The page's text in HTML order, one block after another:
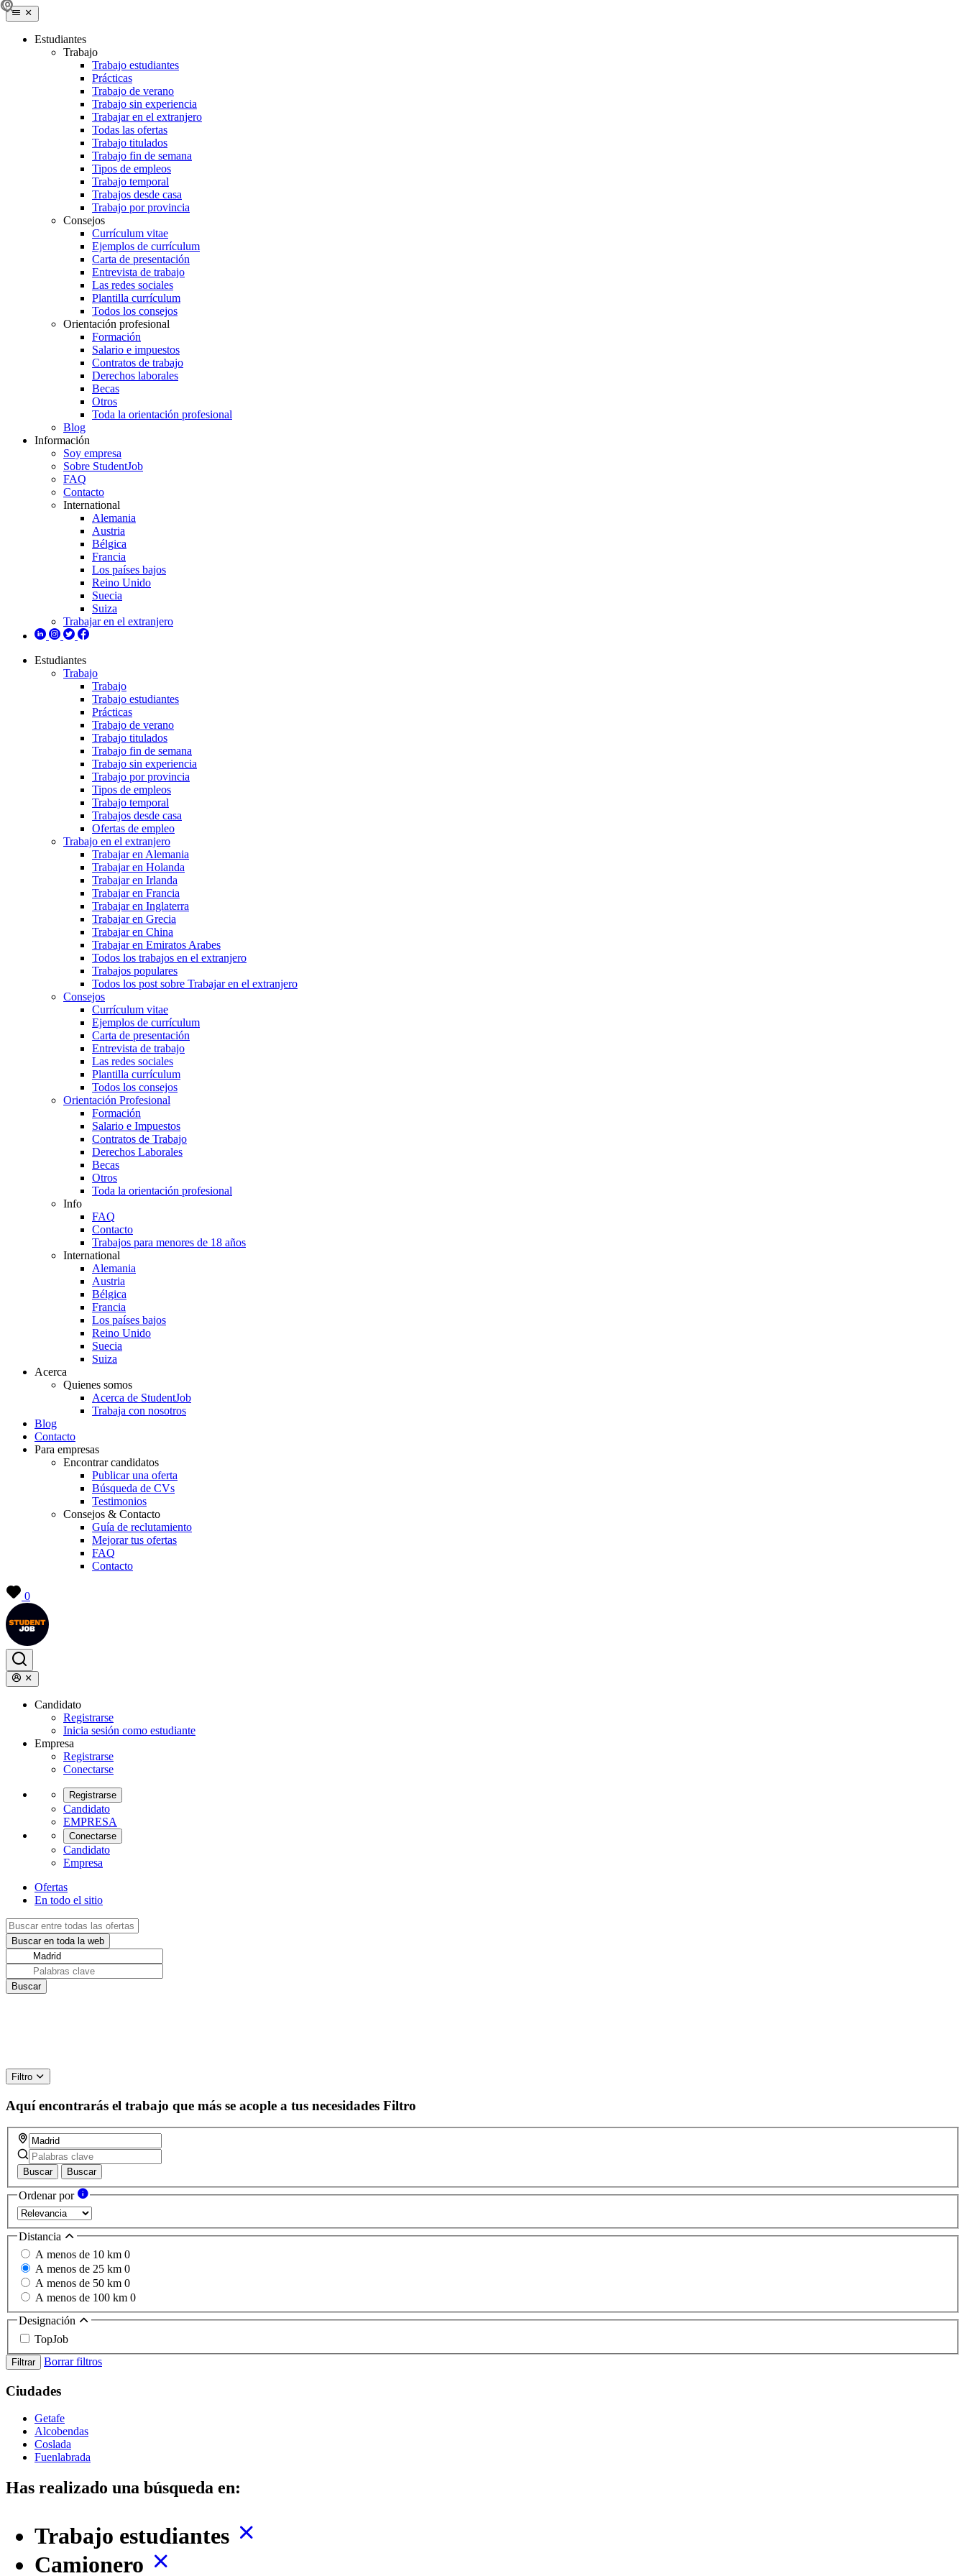
Estudiantes
Trabajo
Trabajo estudiantes
Prácticas
Trabajo de verano
Trabajo sin experiencia
Trabajar en el extranjero
Todas las ofertas
Trabajo titulados
Trabajo fin de semana
Tipos de empleos
Trabajo temporal
Trabajos desde casa
Trabajo por provincia
Consejos
Currículum vitae
Ejemplos de currículum
Carta de presentación
Entrevista de trabajo
Las redes sociales
Plantilla currículum
Todos los consejos
Orientación profesional
Formación
Salario e impuestos
Contratos de trabajo
Derechos laborales
Becas
Otros
Toda la orientación profesional
Blog
Información
Soy empresa
Sobre StudentJob
FAQ
Contacto
International
Alemania
Austria
Bélgica
Francia
Los países bajos
Reino Unido
Suecia
Suiza
Trabajar en el extranjero
Estudiantes
Trabajo
Trabajo
Trabajo estudiantes
Prácticas
Trabajo de verano
Trabajo titulados
Trabajo fin de semana
Trabajo sin experiencia
Trabajo por provincia
Tipos de empleos
Trabajo temporal
Trabajos desde casa
Ofertas de empleo
Trabajo en el extranjero
Trabajar en Alemania
Trabajar en Holanda
Trabajar en Irlanda
Trabajar en Francia
Trabajar en Inglaterra
Trabajar en Grecia
Trabajar en China
Trabajar en Emiratos Arabes
Todos los trabajos en el extranjero
Trabajos populares
Todos los post sobre Trabajar en el extranjero
Consejos
Currículum vitae
Ejemplos de currículum
Carta de presentación
Entrevista de trabajo
Las redes sociales
Plantilla currículum
Todos los consejos
Orientación Profesional
Formación
Salario e Impuestos
Contratos de Trabajo
Derechos Laborales
Becas
Otros
Toda la orientación profesional
Info
FAQ
Contacto
Trabajos para menores de 18 años
International
Alemania
Austria
Bélgica
Francia
Los países bajos
Reino Unido
Suecia
Suiza
Acerca
Quienes somos
Acerca de StudentJob
Trabaja con nosotros
Blog
Contacto
Para empresas
Encontrar candidatos
Publicar una oferta
Búsqueda de CVs
Testimonios
Consejos & Contacto
Guía de reclutamiento
Mejorar tus ofertas
FAQ
Contacto
0
Candidato
Registrarse
Inicia sesión como estudiante
Empresa
Registrarse
Conectarse
Registrarse
Candidato
EMPRESA
Conectarse
Candidato
Empresa
Ofertas
En todo el sitio
Filtro
Aquí encontrarás el trabajo que más se acople a tus necesidades Filtro
Buscar Buscar
Ordenar por
Distancia
A menos de 10 km 0
A menos de 25 km 0
A menos de 50 km 0
A menos de 100 km 0
Designación
TopJob
Filtrar Borrar filtros
Ciudades
Getafe
Alcobendas
Coslada
Fuenlabrada
Has realizado una búsqueda en:
Trabajo estudiantes
Camionero